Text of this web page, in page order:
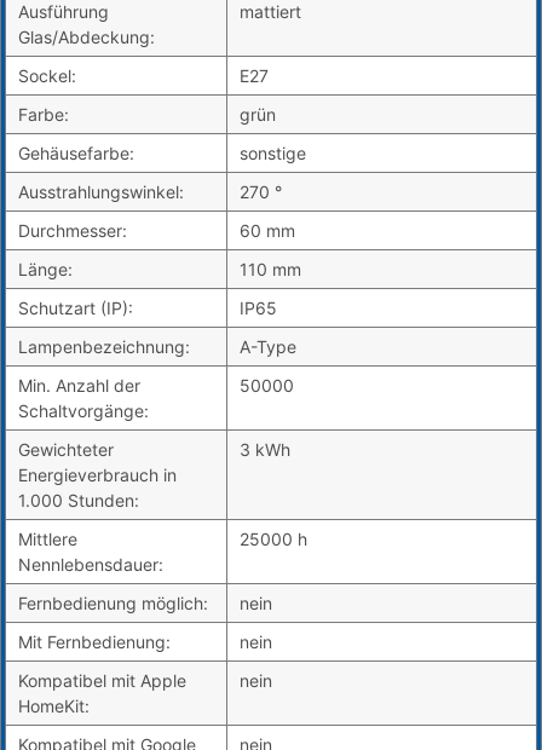
Ausführung
Glas/Abdeckung:
mattiert
Sockel:
E27
Farbe:
grün
Gehäusefarbe:
sonstige
Ausstrahlungswinkel:
270 °
Durchmesser:
60 mm
Länge:
110 mm
Schutzart (IP):
IP65
Lampenbezeichnung:
A-Type
Min. Anzahl der
Schaltvorgänge:
50000
Gewichteter
Energieverbrauch in
1.000 Stunden:
3 kWh
Mittlere
Nennlebensdauer:
25000 h
Fernbedienung möglich:
nein
Mit Fernbedienung:
nein
Kompatibel mit Apple
HomeKit:
nein
Kompatibel mit Google
nein